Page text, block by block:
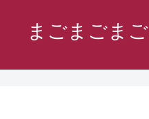
まごまごまご